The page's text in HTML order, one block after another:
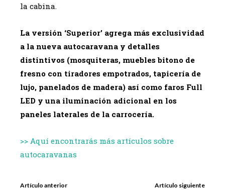
la cabina.
La versión ‘Superior’ agrega más exclusividad
a la nueva autocaravana y detalles
distintivos (mosquiteras, muebles bitono de
fresno con tiradores empotrados, tapicería de
lujo, panelados de madera) así como faros Full
LED y una iluminación adicional en los
paneles laterales de la carrocería.
>> Aquí encontrarás más artículos sobre
autocaravanas
Artículo anterior Artículo siguiente